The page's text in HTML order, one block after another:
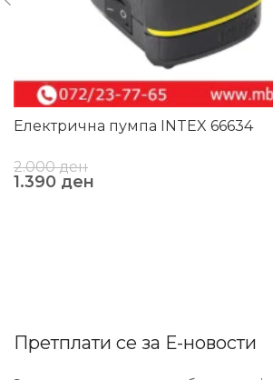
Електрична пумпа INTEX 66634
2.000ден
1.390 ден
Претплати се за Е-новости